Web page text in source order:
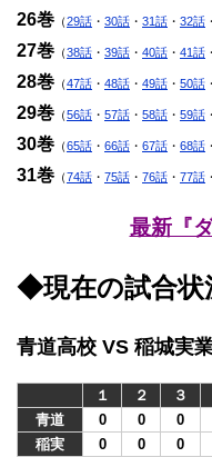
26巻 （29話 ・ 30話 ・ 31話 ・ 32話 ・
27巻 （38話 ・ 39話 ・ 40話 ・ 41話 ・
28巻 （47話 ・ 48話 ・ 49話 ・ 50話 ・
29巻 （56話 ・ 57話 ・ 58話 ・ 59話 ・
30巻 （65話 ・ 66話 ・ 67話 ・ 68話 ・
31巻 （74話 ・ 75話 ・ 76話 ・ 77話 ・
最新『
◆現在の試合
青道高校 VS 稲城実
１ ２ ３
青道
0 0 0
稲実
0 0 0